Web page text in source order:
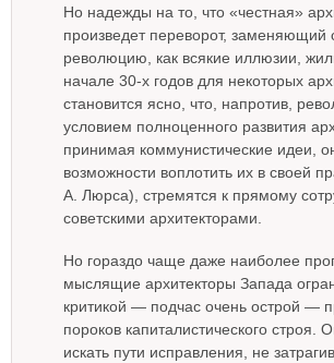
Но надежды на то, что «честная»
произведет переворот, заменяющий
революцию, как всякие иллюзии,
начале 30-х годов для некоторых
становится ясно, что, напротив,
условием полноценного развития
принимая коммунистические идеи,
возможности воплотить их в своей
А. Люрса), стремятся к прямому
советскими архитекторами.
Но гораздо чаще даже наиболее
мыслящие архитекторы Запада
критикой — подчас очень острой —
пороков капиталистического строя.
искать пути исправления, не